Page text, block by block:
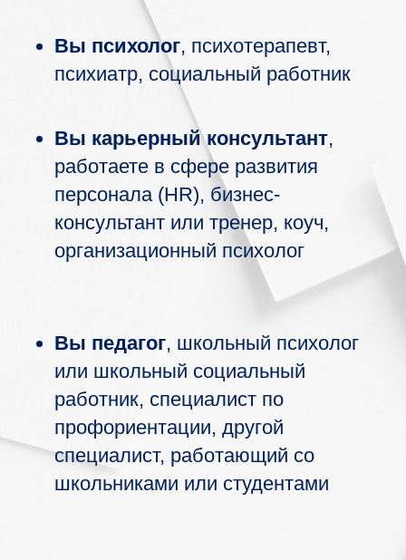
Вы психолог, психотерапевт,
психиатр, социальный работник
Вы карьерный консультант,
работаете в сфере развития
персонала (HR), бизнес-
консультант или тренер, коуч,
организационный психолог
Вы педагог, школьный психолог
или школьный социальный
работник, специалист по
профориентации, другой
специалист, работающий со
школьниками или студентами